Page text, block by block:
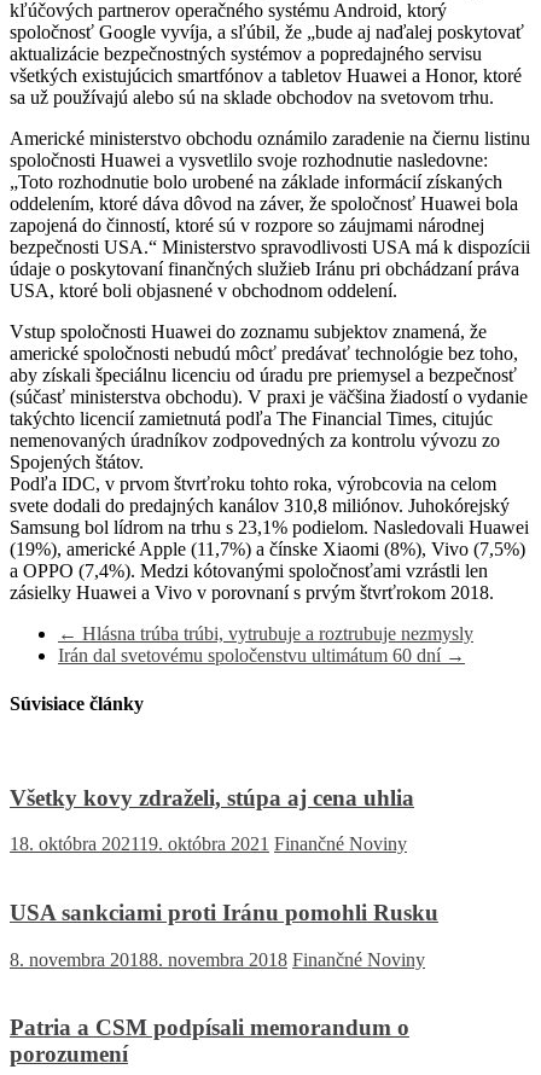
kľúčových partnerov operačného systému Android, ktorý
spoločnosť Google vyvíja, a sľúbil, že „bude aj naďalej poskytovať
aktualizácie bezpečnostných systémov a popredajného servisu
všetkých existujúcich smartfónov a tabletov Huawei a Honor, ktoré
sa už používajú alebo sú na sklade obchodov na svetovom trhu.
Americké ministerstvo obchodu oznámilo zaradenie na čiernu listinu
spoločnosti Huawei a vysvetlilo svoje rozhodnutie nasledovne:
„Toto rozhodnutie bolo urobené na základe informácií získaných
oddelením, ktoré dáva dôvod na záver, že spoločnosť Huawei bola
zapojená do činností, ktoré sú v rozpore so záujmami národnej
bezpečnosti USA.“ Ministerstvo spravodlivosti USA má k dispozícii
údaje o poskytovaní finančných služieb Iránu pri obchádzaní práva
USA, ktoré boli objasnené v obchodnom oddelení.
Vstup spoločnosti Huawei do zoznamu subjektov znamená, že
americké spoločnosti nebudú môcť predávať technológie bez toho,
aby získali špeciálnu licenciu od úradu pre priemysel a bezpečnosť
(súčasť ministerstva obchodu). V praxi je väčšina žiadostí o vydanie
takýchto licencií zamietnutá podľa The Financial Times, citujúc
nemenovaných úradníkov zodpovedných za kontrolu vývozu zo
Spojených štátov.
Podľa IDC, v prvom štvrťroku tohto roka, výrobcovia na celom
svete dodali do predajných kanálov 310,8 miliónov. Juhokórejský
Samsung bol lídrom na trhu s 23,1% podielom. Nasledovali Huawei
(19%), americké Apple (11,7%) a čínske Xiaomi (8%), Vivo (7,5%)
a OPPO (7,4%). Medzi kótovanými spoločnosťami vzrástli len
zásielky Huawei a Vivo v porovnaní s prvým štvrťrokom 2018.
← Hlásna trúba trúbi, vytrubuje a roztrubuje nezmysly
Irán dal svetovému spoločenstvu ultimátum 60 dní →
Súvisiace články
Všetky kovy zdraželi, stúpa aj cena uhlia
18. októbra 202119. októbra 2021 Finančné Noviny
USA sankciami proti Iránu pomohli Rusku
8. novembra 20188. novembra 2018 Finančné Noviny
Patria a CSM podpísali memorandum o
porozumení